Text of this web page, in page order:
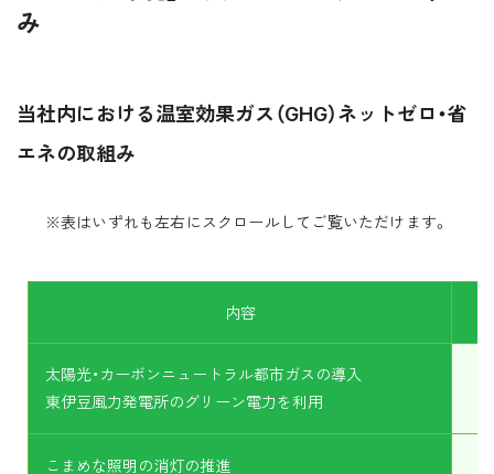
み
当社内における温室効果ガス（GHG）ネットゼロ・省
エネの取組み
※表はいずれも左右にスクロールしてご覧いただけます。
内容
太陽光・カーボンニュートラル都市ガスの導入
東伊豆風力発電所のグリーン電力を利用
こまめな照明の消灯の推進